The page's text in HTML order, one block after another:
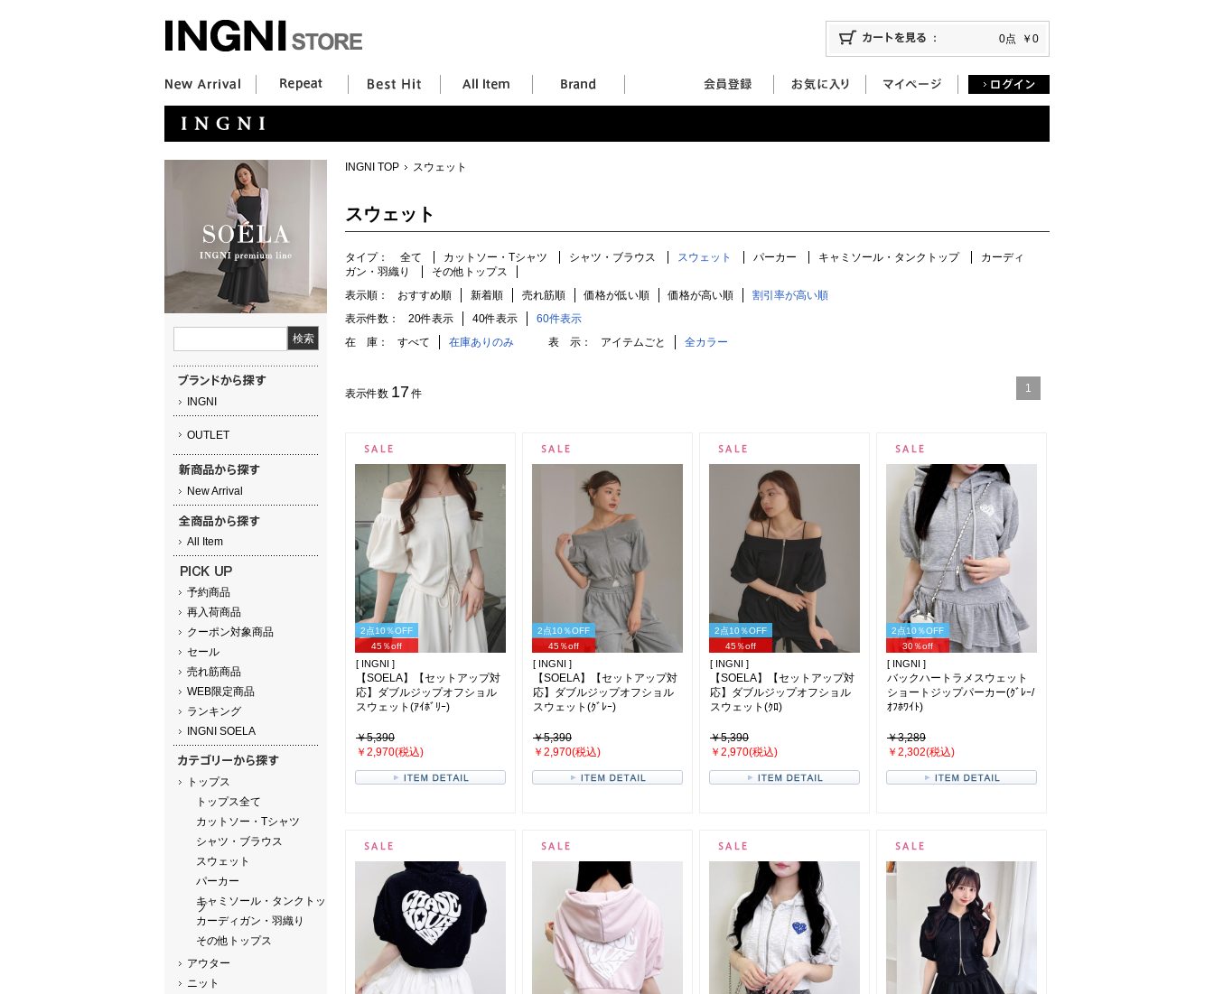
0点 ￥0
INGNI
OUTLET
New Arrival
All Item
予約商品
再入荷商品
クーポン対象商品
セール
売れ筋商品
WEB限定商品
ランキング
INGNI SOELA
トップス
トップス全て
カットソー・Tシャツ
シャツ・ブラウス
スウェット
パーカー
キャミソール・タンクトッ
プ
カーディガン・羽織り
その他トップス
アウター
ニット
INGNI TOP スウェット
スウェット
タイプ： 全て カットソー・Tシャツ シャツ・ブラウス スウェット パーカー キャミソール・タンクトップ
カーディ
ガン・羽織り
その他トップス
表示順：
おすすめ順 新着順 売れ筋順 価格が低い順 価格が高い順
割引率が高い順
表示件数：
20件表示 40件表示
60件表示
在 庫：
すべて 在庫ありのみ 表 示： アイテムごと 全カラー
表示件数 17 件 1
2点10％OFF
45％off
[ INGNI ]
【SOELA】【セットアップ対
応】ダブルジップオフショル
スウェット(ｱｲﾎﾞﾘｰ)
￥5,390
￥2,970(税込)
2点10％OFF
45％off
[ INGNI ]
【SOELA】【セットアップ対
応】ダブルジップオフショル
スウェット(ｸﾞﾚｰ)
￥5,390
￥2,970(税込)
2点10％OFF
45％off
[ INGNI ]
【SOELA】【セットアップ対
応】ダブルジップオフショル
スウェット(ｸﾛ)
￥5,390
￥2,970(税込)
2点10％OFF
30％off
[ INGNI ]
バックハートラメスウェット
ショートジップパーカー(ｸﾞﾚｰ/
ｵﾌﾎﾜｲﾄ)
￥3,289
￥2,302(税込)